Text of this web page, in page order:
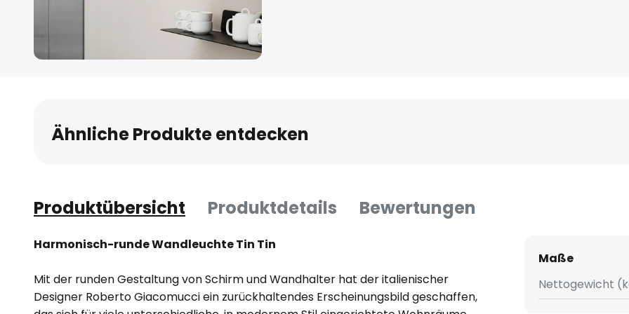
Bildgalerie
springen
Ähnliche Produkte entdecken
Produktübersicht Produktdetails Bewertungen
Harmonisch-runde Wandleuchte Tin Tin
Mit der runden Gestaltung von Schirm und Wandhalter hat der italienischer
Designer Roberto Giacomucci ein zurückhaltendes Erscheinungsbild geschaffen,
Maße
Nettogewicht